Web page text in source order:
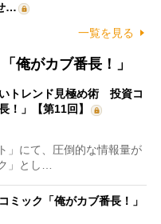
…
一覧を見る
俺がカブ番長！」
いトレンド見極め術 投資コ
！」【第11回】
」にて、圧倒的な情報量が
」とし…
ック「俺がカブ番長！」